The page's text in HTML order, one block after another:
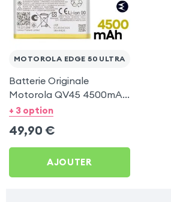
MOTOROLA EDGE 50 ULTRA
Batterie Originale
Motorola QV45 4500mAh
- Service Pack pour
+ 3 option
49,90 €
AJOUTER